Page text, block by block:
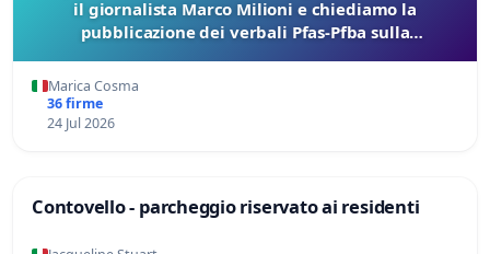
il giornalista Marco Milioni e chiediamo la
pubblicazione dei verbali Pfas-Pfba sulla
Marica Cosma
36 firme
24 Jul 2026
Contovello - parcheggio riservato ai residenti